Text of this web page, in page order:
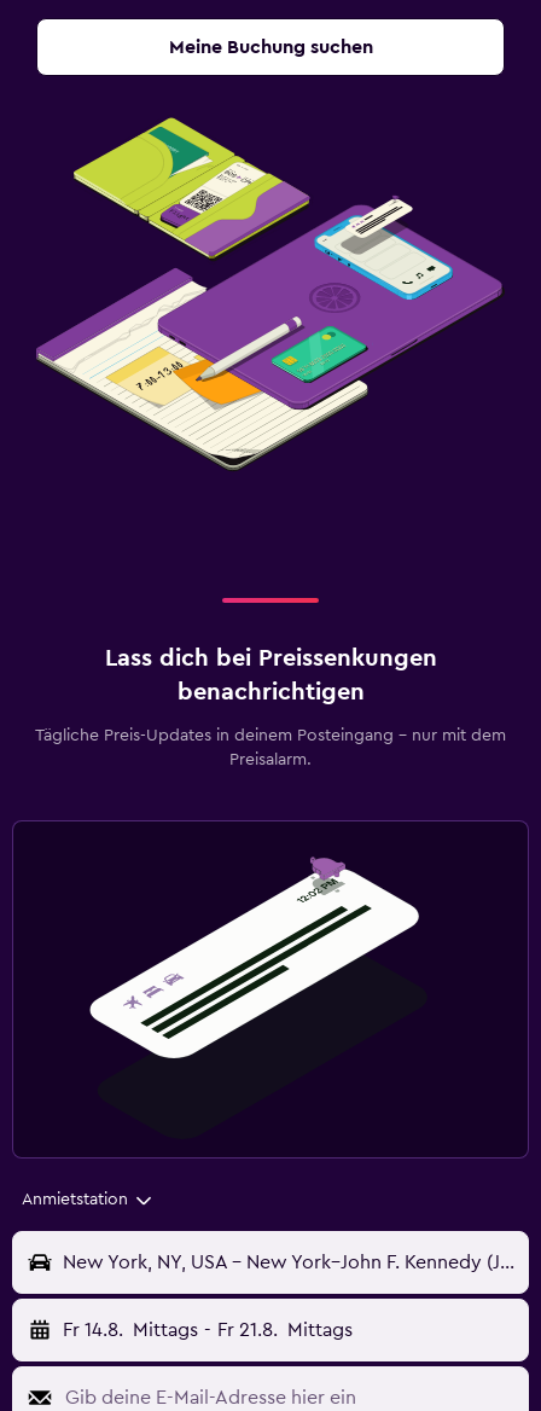
Meine Buchung suchen
Lass dich bei Preissenkungen
benachrichtigen
Tägliche Preis-Updates in deinem Posteingang – nur mit dem
Preisalarm.
Anmietstation
New York, NY, USA - New York–John F. Kennedy (JFK)
Fr 14.8. Mittags - Fr 21.8. Mittags